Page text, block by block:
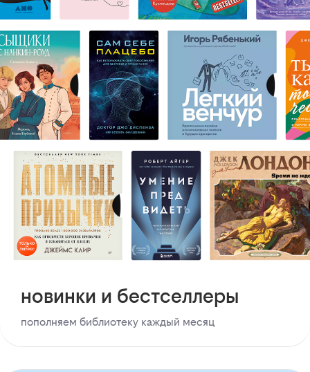
новинки и бестселлеры
пополняем библиотеку каждый месяц